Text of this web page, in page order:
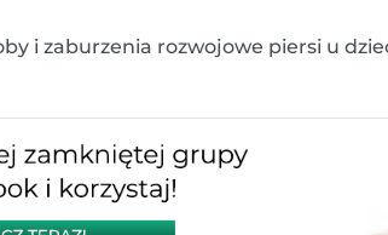
i zaburzenia rozwojowe piersi u